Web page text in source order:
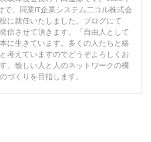
で、同業IT企業システム二コル株式会
に就任いたしました。ブログにて
信させて頂きます。「自由人として
に生きています。多くの人たちと絡
考えていますのでどうぞよろしくお
。愉しい人と人のネットワークの構
づくりを目指します。